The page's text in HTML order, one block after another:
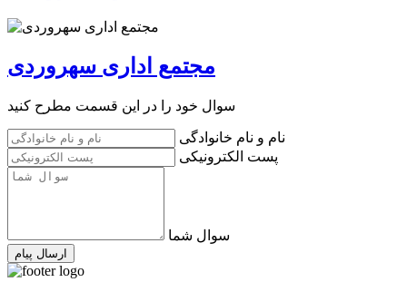
مجتمع اداری سهروردی
سوال خود را در این قسمت مطرح کنید
نام و نام خانوادگی
پست الکترونیکی
سوال شما
ارسال پیام